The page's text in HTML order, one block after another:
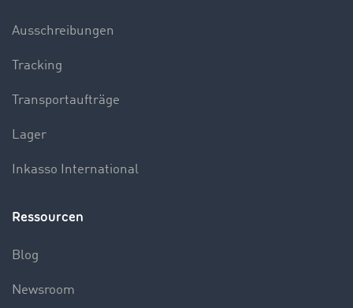
Ausschreibungen
Tracking
Transportaufträge
Lager
Inkasso International
Ressourcen
Blog
Newsroom